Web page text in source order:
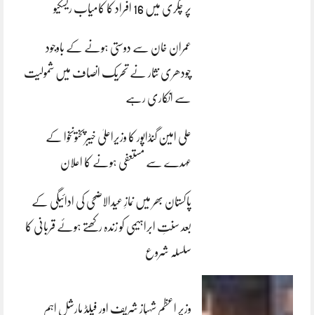
پر چکری میں 16 افراد کا کامیاب ریسکیو
عمران خان سے دوستی ہونے کے باوجود
چودھری نثار نے تحریک انصاف میں شمولیت
سے انکاری رہے
علی امین گنڈاپور کا وزیراعلیٰ خیبرپختونخوا کے
عہدے سے مستعفی ہونے کا اعلان
پاکستان بھر میں نمازِ عیدالاضحی کی ادائیگی کے
بعد سنتِ ابراہیمی کو زندہ رکھتے ہوئے قربانی کا
سلسلہ شروع
وزیر اعظم شہباز شریف اور فیلڈ مارشل اہم